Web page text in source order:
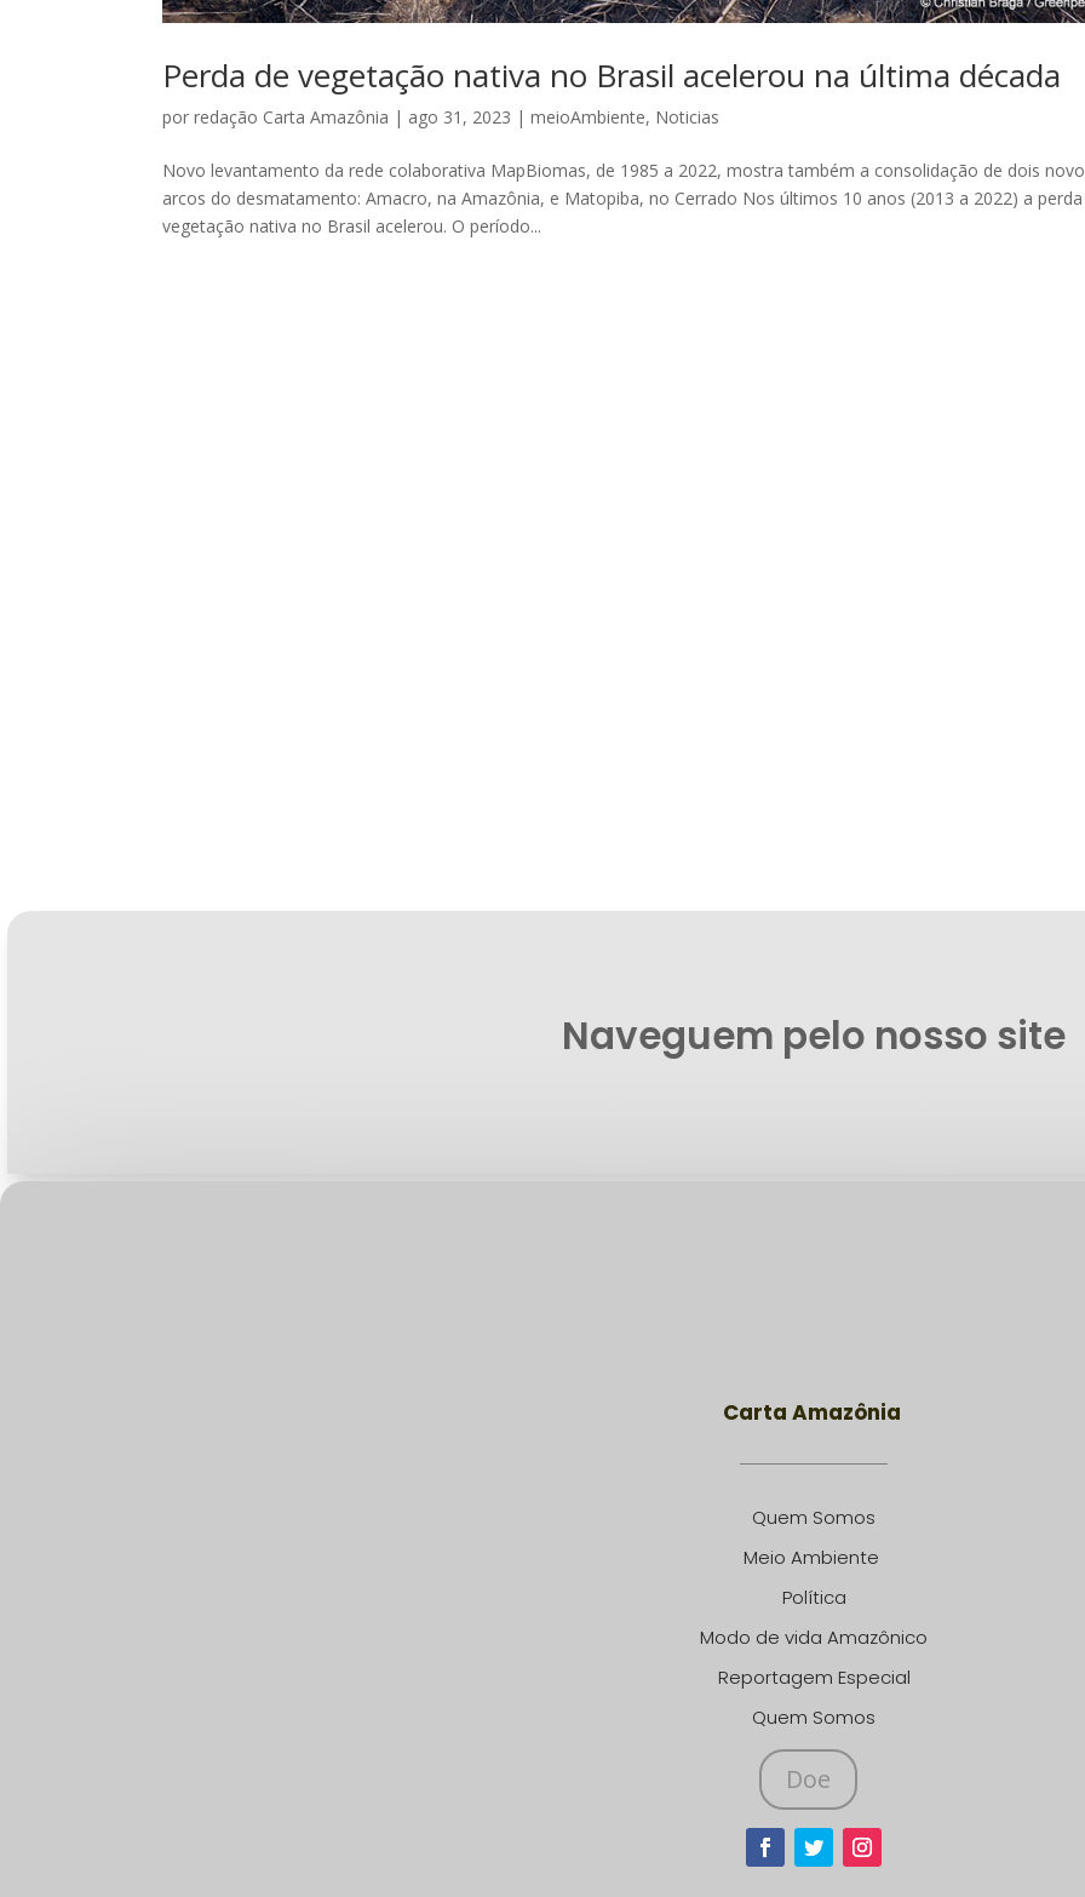
Perda de vegetação nativa no Brasil acelerou na última década
porredação Carta Amazônia | ago 31, 2023 |meioAmbiente, Noticias
Novo levantamento da rede colaborativa MapBiomas, de 1985 a 2022, mostra também a consolidação de dois
arcos do desmatamento: Amacro, na Amazônia, e Matopiba, no Cerrado Nos últimos 10 anos (2013 a 2022) a perda
vegetação nativa no Brasil acelerou. O período...
Naveguem pelo nosso site
Carta Amazônia
Quem Somos
Meio Ambiente
Política
Modo de vida Amazônico
Reportagem Especial
Quem Somos
Doe